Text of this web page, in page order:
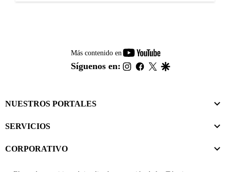
Más contenido en
youtube-
footer
Síguenos en: instagram
facebook
twitter
NUESTROS PORTALES
SERVICIOS
CORPORATIVO